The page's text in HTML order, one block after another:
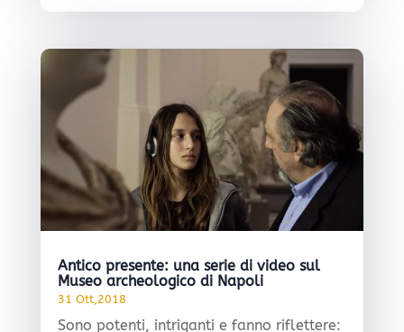
Antico presente: una serie di video sul
Museo archeologico di Napoli
31 Ott,2018
Sono potenti, intriganti e fanno riflettere: